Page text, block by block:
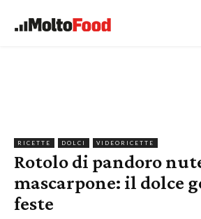
RICETTE DOLCI VIDEORICETTE
Rotolo di pandoro
mascarpone: il dolce
feste